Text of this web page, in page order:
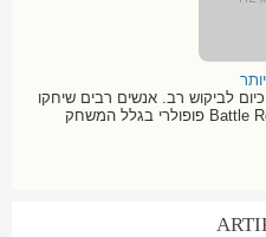
לביקוש רב. אנשים רבים שיחקו
במשחקים בז'אנר הקרב רויאל. Battle Royale פופולרי בגלל המשחק